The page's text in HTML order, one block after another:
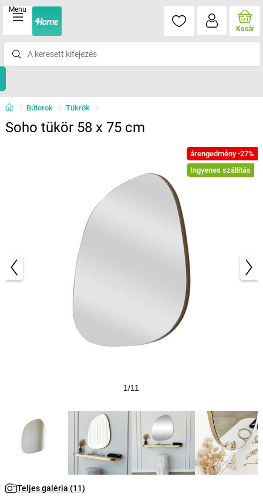
Menu
Kosár
Bútorok Tükrök
Soho tükör 58 x 75 cm
árengedmény -27%
Ingyenes szállítás
1/11
Teljes galéria (11)